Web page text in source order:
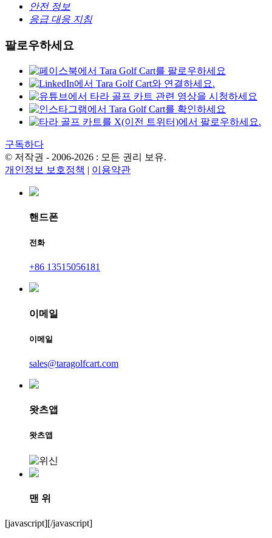
안전 정보
응급 대응 지침
팔로우하세요
구독하다
© 저작권 - 2006-2026 : 모든 권리 보유.
개인정보 보호정책 | 이용약관
핸드폰
전화
+86 13515056181
이메일
이메일
sales@taragolfcart.com
왓츠앱
왓츠앱
맨 위
[javascript][/javascript]